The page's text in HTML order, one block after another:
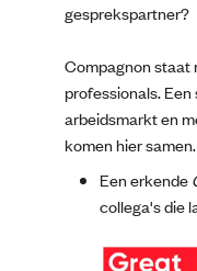
gesprekspartner?
Compagnon staat
professionals.
arbeidsmarkt en
komen hier
Een erkende
collega's die